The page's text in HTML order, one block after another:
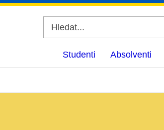
Studenti Absolventi